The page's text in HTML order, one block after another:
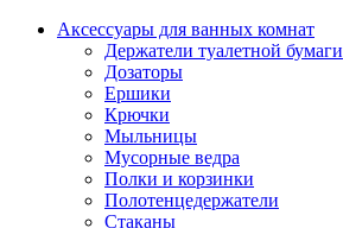
Аксессуары для ванных комнат
Держатели туалетной бумаги
Дозаторы
Ершики
Крючки
Мыльницы
Мусорные ведра
Полки и корзинки
Полотенцедержатели
Стаканы